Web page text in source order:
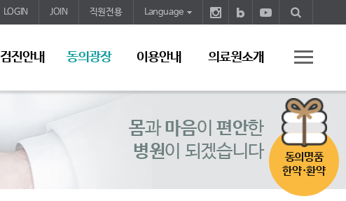
LOGIN JOIN 직원전용 Language
검진안내 동의광장 이용안내 의료원소개
동의명품
한약·환약
몸과 마음이 편안한
병원이 되겠습니다